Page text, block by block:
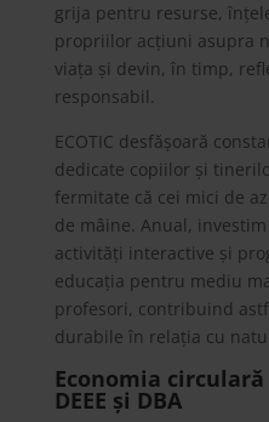
grija pentru resurse,
propriilor acțiuni asupra
viața și devin, în timp,
responsabil.
ECOTIC desfășoară
dedicate copiilor și
fermitate că cei mici de
de mâine. Anual,
activități interactive și
educația pentru mediu
profesori, contribuind
durabile în relația cu
Economia
DEEE și DBA